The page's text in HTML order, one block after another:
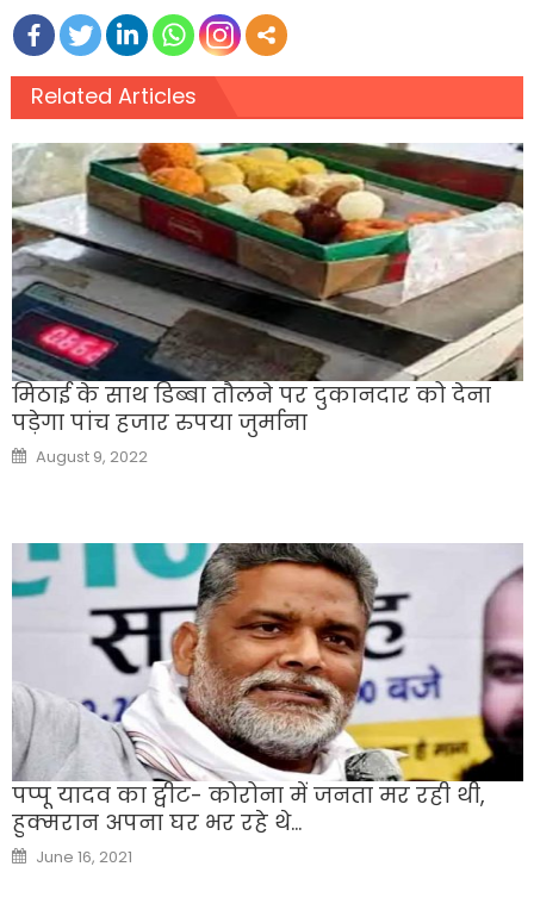
Related Articles
मिठाई के साथ डिब्बा तौलने पर दुकानदार को देना
पड़ेगा पांच हजार रुपया जुर्माना
Posted
on
August 9, 2022
पप्पू यादव का ट्वीट- कोरोना में जनता मर रही थी,
हुक्मरान अपना घर भर रहे थे…
Posted
on
June 16, 2021